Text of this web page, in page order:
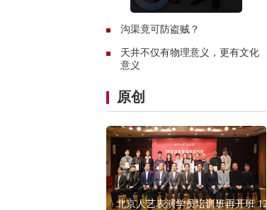
沟渠竟可防盗贼？
天井不仅有物理意义，更有文化
意义
原创
北京人艺表演学员培训班再开班 12